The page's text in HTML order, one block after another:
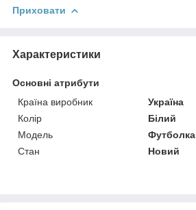
Приховати
Характеристики
Основні атрибути
Країна виробник
Україна
Колір
Білий
Модель
Футболка
Стан
Новий